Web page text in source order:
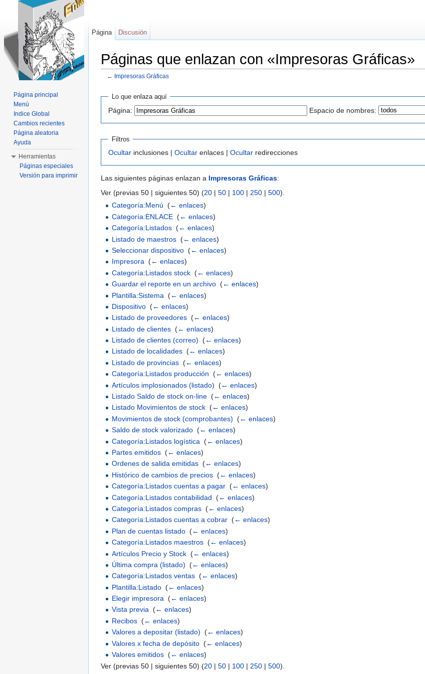
Páginas que enlazan con «Impresoras Gráficas»
← Impresoras Gráficas
Lo que enlaza aquí
Página: Espacio de nombres:
Filtros
Ocultar inclusiones | Ocultar enlaces | Ocultar redirecciones
Las siguientes páginas enlazan a Impresoras Gráficas:
Ver (previas 50 | siguientes 50) (20 | 50 | 100 | 250 | 500).
Categoría:Menú
(← enlaces)
Categoría:ENLACE (← enlaces)
Categoría:Listados (← enlaces)
Listado de maestros (← enlaces)
Seleccionar dispositivo (← enlaces)
Impresora (← enlaces)
Categoría:Listados stock (← enlaces)
Guardar el reporte en un archivo (← enlaces)
Plantilla:Sistema
(← enlaces)
Dispositivo (← enlaces)
Listado de proveedores (← enlaces)
Listado de clientes (← enlaces)
Listado de clientes (correo)
(← enlaces)
Listado de localidades (← enlaces)
Listado de provincias (← enlaces)
Categoría:Listados producción
(← enlaces)
Artículos implosionados (listado)
(← enlaces)
Listado Saldo de stock on-line (← enlaces)
Listado Movimientos de stock (← enlaces)
Movimientos de stock (comprobantes)
(← enlaces)
Saldo de stock valorizado (← enlaces)
Categoría:Listados logística
(← enlaces)
Partes emitidos (← enlaces)
Ordenes de salida emitidas (← enlaces)
Histórico de cambios de precios (← enlaces)
Categoría:Listados cuentas a pagar (← enlaces)
Categoría:Listados contabilidad
(← enlaces)
Categoría:Listados compras (← enlaces)
Categoría:Listados cuentas a cobrar (← enlaces)
Plan de cuentas listado (← enlaces)
Categoría:Listados maestros (← enlaces)
Artículos Precio y Stock (← enlaces)
Última compra (listado)
(← enlaces)
Categoría:Listados ventas (← enlaces)
Plantilla:Listado (← enlaces)
Elegir impresora
(← enlaces)
Vista previa (← enlaces)
Recibos (← enlaces)
Valores a depositar (listado)
(← enlaces)
Valores x fecha de depósito (← enlaces)
Valores emitidos (← enlaces)
Ver (previas 50 | siguientes 50) (20 | 50 | 100 | 250 | 500).
Página Discusión
Página principal
Menú
Indice Global
Cambios recientes
Página aleatoria
Ayuda
Herramientas
Páginas especiales
Versión para imprimir